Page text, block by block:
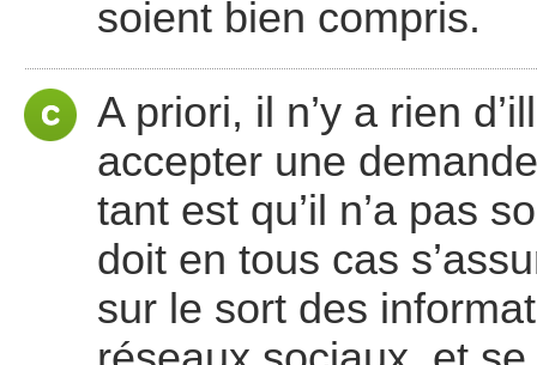
soient bien compris.
A priori, il n’y a rien
accepter une
tant est qu’il n’a pas
doit en tous cas
sur le sort des